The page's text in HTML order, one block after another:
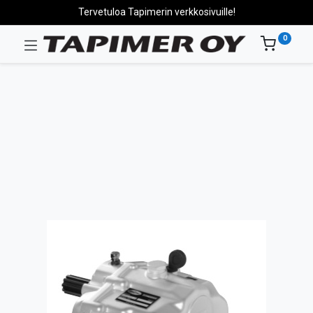
Tervetuloa Tapimerin verkkosivuille!
0